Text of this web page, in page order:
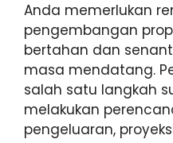
Anda memerlukan
pengembangan
bertahan dan
masa mendatang.
salah satu langkah
melakukan
pengeluaran,